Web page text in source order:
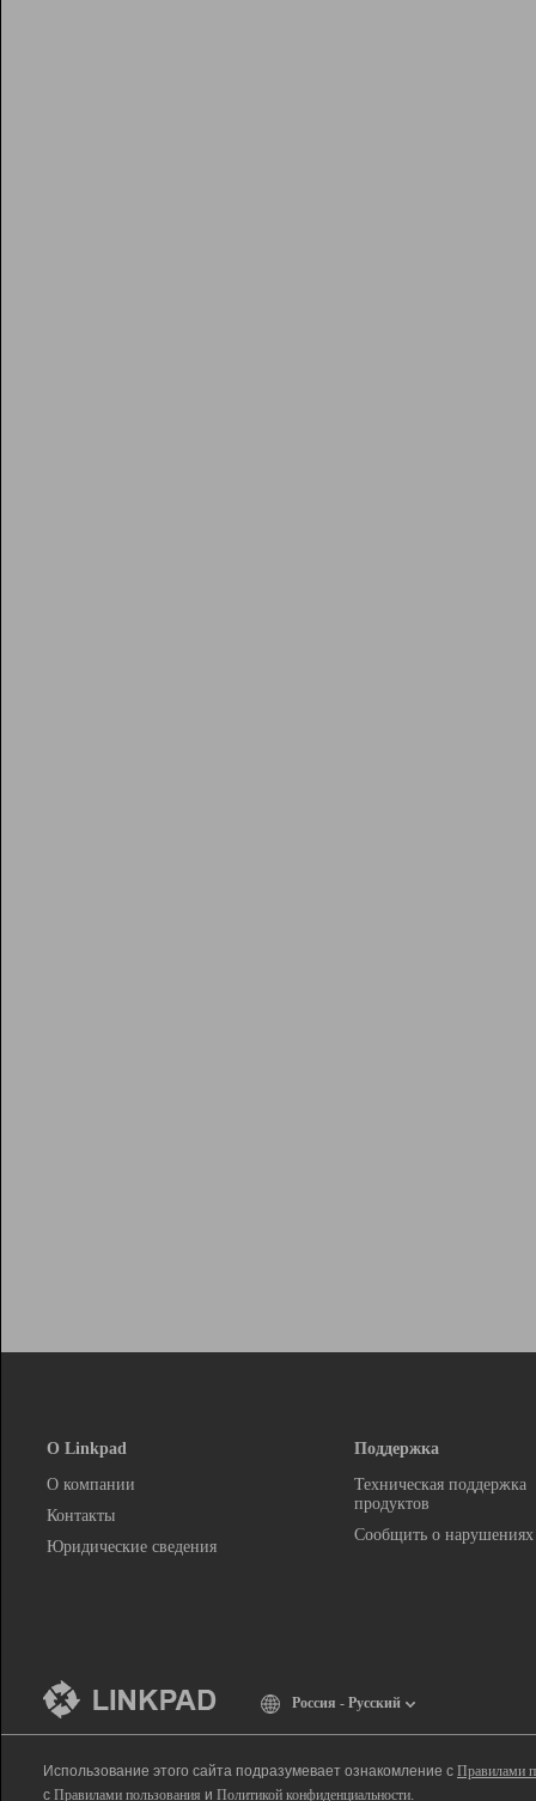
О Linkpad
О компании
Контакты
Юридические сведения
Поддержка
Техническая поддержка
продуктов
Сообщить о нарушениях
Россия - Русский
Использование этого сайта подразумевает ознакомление с Правилами
с Правилами пользования и Политикой конфиденциальности.